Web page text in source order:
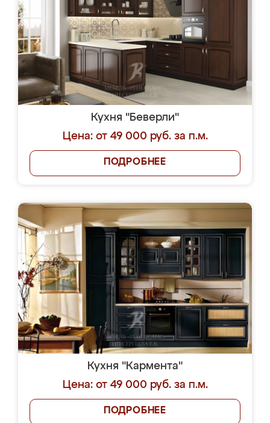
Кухня "Беверли"
Цена: от 49 000 руб. за п.м.
ПОДРОБНЕЕ
Кухня "Кармента"
Цена: от 49 000 руб. за п.м.
ПОДРОБНЕЕ